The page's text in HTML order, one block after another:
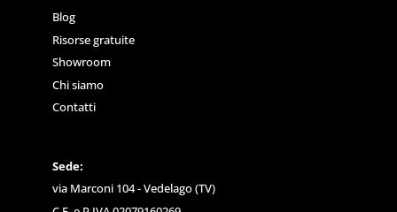
Blog
Risorse gratuite
Showroom
Chi siamo
Contatti
Sede:
via Marconi 104 - Vedelago (TV)